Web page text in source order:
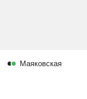
Маяковская